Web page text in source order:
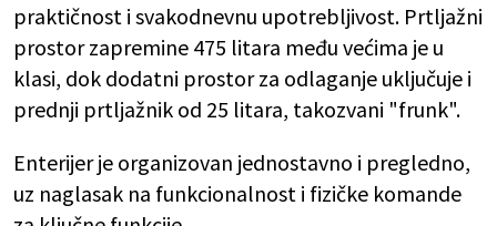
praktičnost i svakodnevnu upotrebljivost. Prtljažni
prostor zapremine 475 litara među većima je u
klasi, dok dodatni prostor za odlaganje uključuje i
prednji prtljažnik od 25 litara, takozvani "frunk".
Enterijer je organizovan jednostavno i pregledno,
uz naglasak na funkcionalnost i fizičke komande